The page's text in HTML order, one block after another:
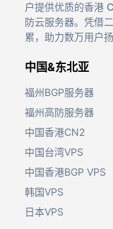
户提供优质的香港
防云服务器。凭借
累，助力数万用户扬
中国&东北亚
福州BGP服务器
福州高防服务器
中国香港CN2
中国台湾VPS
中国香港BGP VPS
韩国VPS
日本VPS